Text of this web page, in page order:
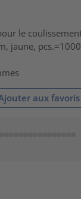
le
jaune,
aux favoris